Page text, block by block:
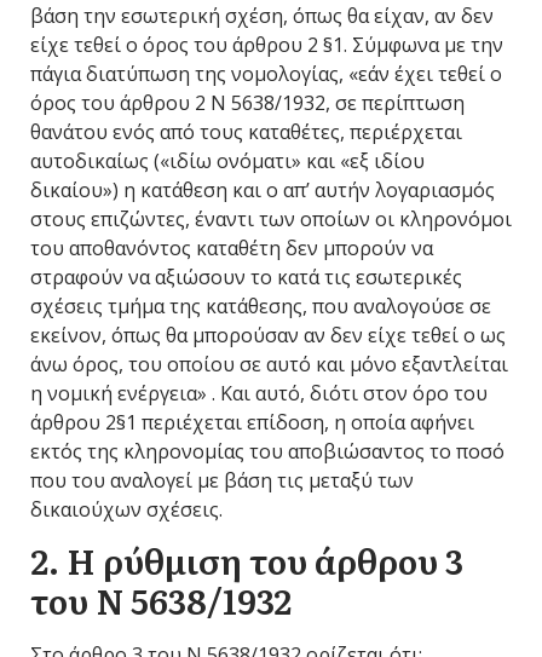
βάση την εσωτερική σχέση, όπως θα είχαν, αν δεν
είχε τεθεί ο όρος του άρθρου 2 §1. Σύμφωνα με την
πάγια διατύπωση της νομολογίας, «εάν έχει τεθεί ο
όρος του άρθρου 2 Ν 5638/1932, σε περίπτωση
θανάτου ενός από τους καταθέτες, περιέρχεται
αυτοδικαίως («ιδίω ονόματι» και «εξ ιδίου
δικαίου») η κατάθεση και ο απ’ αυτήν λογαριασμός
στους επιζώντες, έναντι των οποίων οι κληρονόμοι
του αποθανόντος καταθέτη δεν μπορούν να
στραφούν να αξιώσουν το κατά τις εσωτερικές
σχέσεις τμήμα της κατάθεσης, που αναλογούσε σε
εκείνον, όπως θα μπορούσαν αν δεν είχε τεθεί ο ως
άνω όρος, του οποίου σε αυτό και μόνο εξαντλείται
η νομική ενέργεια» . Και αυτό, διότι στον όρο του
άρθρου 2§1 περιέχεται επίδοση, η οποία αφήνει
εκτός της κληρονομίας του αποβιώσαντος το ποσό
που του αναλογεί με βάση τις μεταξύ των
δικαιούχων σχέσεις.
2. Η ρύθμιση του άρθρου 3
του Ν 5638/1932